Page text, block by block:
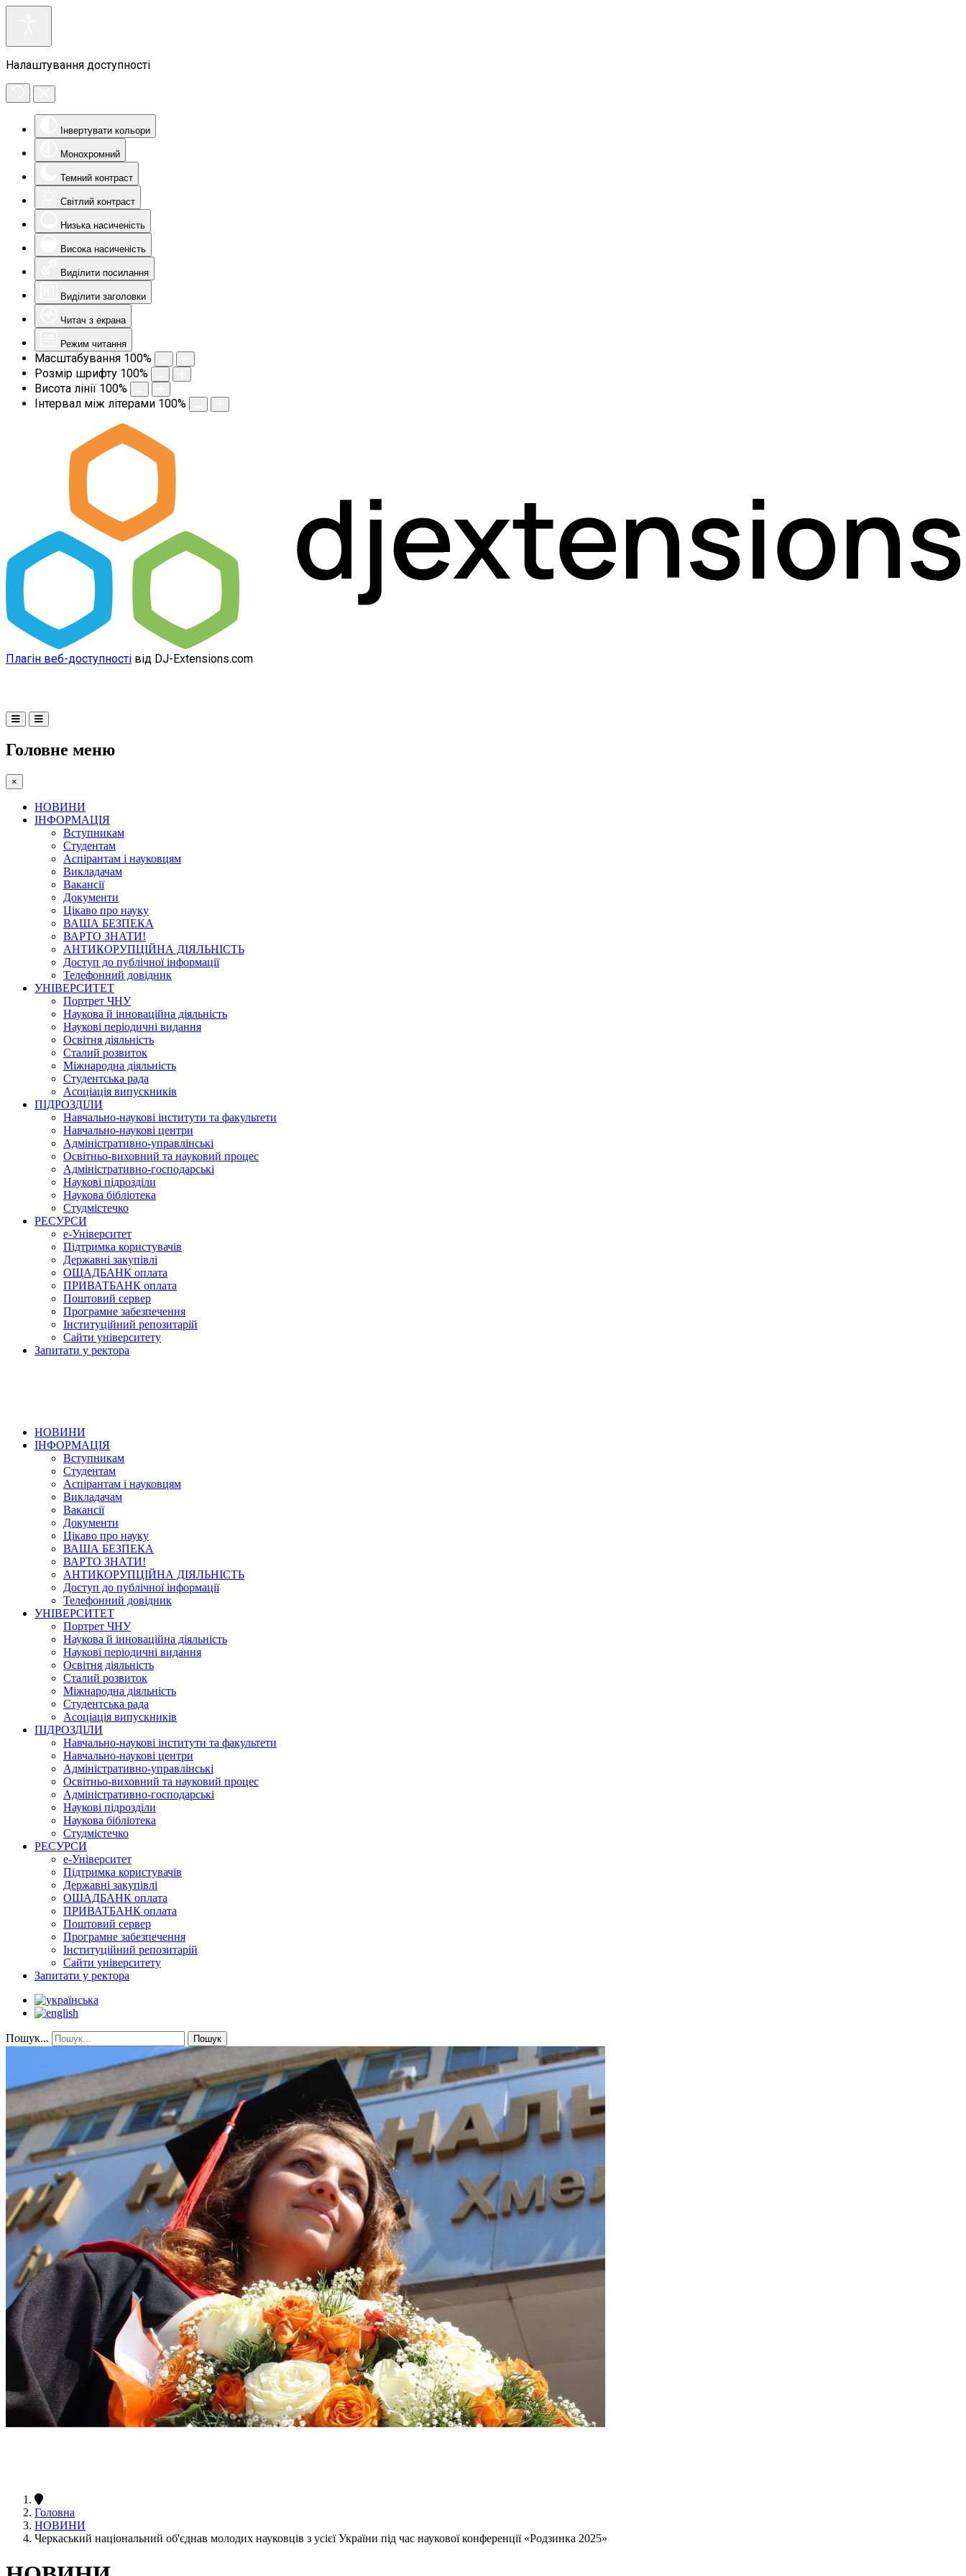
Налаштування доступності
Інвертувати кольори
Монохромний
Темний контраст
Світлий контраст
Низька насиченість
Висока насиченість
Виділити посилання
Виділити заголовки
Читач з екрана
Режим читання
Масштабування 100%
Розмір шрифту 100%
Висота лінії 100%
Інтервал між літерами 100%
Плагін веб-доступності від DJ-Extensions.com
Головне меню
×
НОВИНИ
ІНФОРМАЦІЯ
Вступникам
Студентам
Аспірантам і науковцям
Викладачам
Вакансії
Документи
Цікаво про науку
ВАША БЕЗПЕКА
ВАРТО ЗНАТИ!
АНТИКОРУПЦІЙНА ДІЯЛЬНІСТЬ
Доступ до публічної інформації
Телефонний довідник
УНІВЕРСИТЕТ
Портрет ЧНУ
Наукова й інноваційна діяльність
Наукові періодичні видання
Освітня діяльність
Сталий розвиток
Міжнародна діяльність
Студентська рада
Асоціація випускників
ПІДРОЗДІЛИ
Навчально-наукові інститути та факультети
Навчально-наукові центри
Адміністративно-управлінські
Освітньо-виховний та науковий процес
Адміністративно-господарські
Наукові підрозділи
Наукова бібліотека
Студмістечко
РЕСУРСИ
е-Університет
Підтримка користувачів
Державні закупівлі
ОЩАДБАНК оплата
ПРИВАТБАНК оплата
Поштовий сервер
Програмне забезпечення
Інституційний репозитарій
Сайти університету
Запитати у ректора
НОВИНИ
ІНФОРМАЦІЯ
Вступникам
Студентам
Аспірантам і науковцям
Викладачам
Вакансії
Документи
Цікаво про науку
ВАША БЕЗПЕКА
ВАРТО ЗНАТИ!
АНТИКОРУПЦІЙНА ДІЯЛЬНІСТЬ
Доступ до публічної інформації
Телефонний довідник
УНІВЕРСИТЕТ
Портрет ЧНУ
Наукова й інноваційна діяльність
Наукові періодичні видання
Освітня діяльність
Сталий розвиток
Міжнародна діяльність
Студентська рада
Асоціація випускників
ПІДРОЗДІЛИ
Навчально-наукові інститути та факультети
Навчально-наукові центри
Адміністративно-управлінські
Освітньо-виховний та науковий процес
Адміністративно-господарські
Наукові підрозділи
Наукова бібліотека
Студмістечко
РЕСУРСИ
е-Університет
Підтримка користувачів
Державні закупівлі
ОЩАДБАНК оплата
ПРИВАТБАНК оплата
Поштовий сервер
Програмне забезпечення
Інституційний репозитарій
Сайти університету
Запитати у ректора
Пошук... Пошук
Головна
НОВИНИ
Черкаський національний об'єднав молодих науковців з усієї України під час наукової конференції «Родзинка 2025»